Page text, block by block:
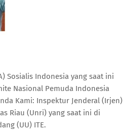
Sosialis Indonesia yang saat ini
Nasional Pemuda Indonesia
Kami: Inspektur Jenderal (Irjen)
Riau (Unri) yang saat ini di
(UU) ITE.